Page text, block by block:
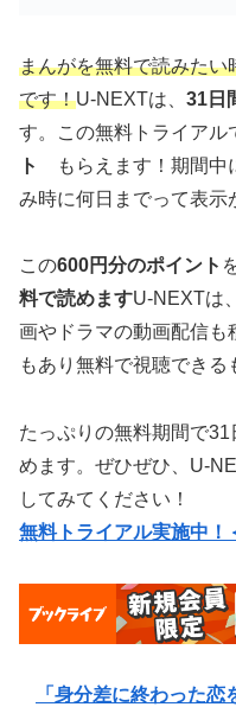
まんがを無料で読みた
です！U-NEXTは、 31日
す。この無料トライアル
ト
もらえます！期間
み時に何日までって表示
この600円分のポイント
料で読めますU-NEXTは
画やドラマの動画配信も
もあり無料で視聴できる
たっぷりの無料期間で
めます。ぜひぜひ、U-
してみてください！
無料トライアル実施中！
「身分差に終わった